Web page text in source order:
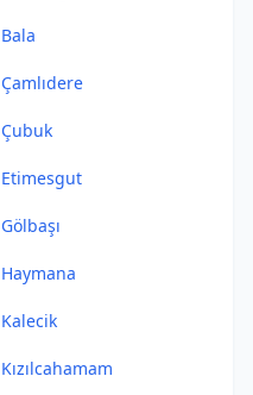
Bala
Çamlıdere
Çubuk
Etimesgut
Gölbaşı
Haymana
Kalecik
Kızılcahamam